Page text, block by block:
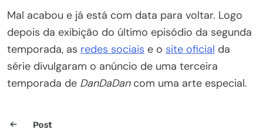
Mal acabou e já está com data para voltar. Logo
depois da exibição do último episódio da segunda
temporada, as redes sociais e o site oficial da
série divulgaram o anúncio de uma terceira
temporada de DanDaDan com uma arte especial.